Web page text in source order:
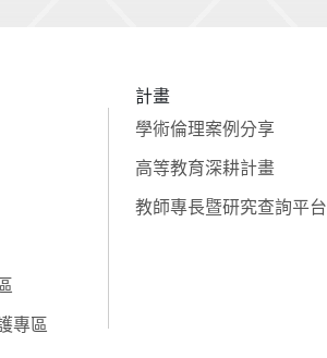
專區
計畫
學術倫理案例分享
高等教育深耕計畫
教師專長暨研究查詢平台